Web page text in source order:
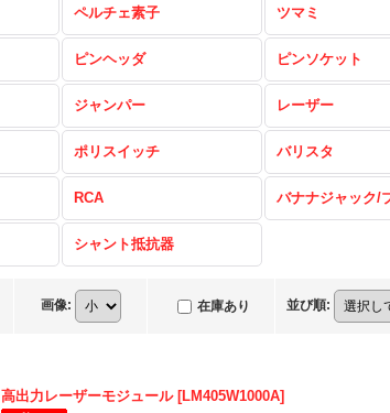
ペルチェ素子 ツマミ
ピンヘッダ ピンソケット
ジャンパー レーザー
ポリスイッチ バリスタ
RCA バナナジャック/
シャント抵抗器
画像: 在庫あり 並び順:
高出力レーザーモジュール [LM405W1000A]